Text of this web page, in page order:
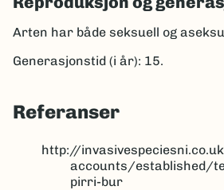
Arten har både seksuell og
Generasjonstid (i år): 15.
Referanser
http://
accounts/established/
pirri-bur